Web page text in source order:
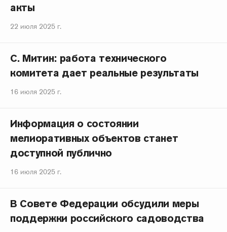
акты
22 июля 2025 г.
С. Митин: работа технического
комитета дает реальные результаты
16 июля 2025 г.
Информация о состоянии
мелиоративных объектов станет
доступной публично
16 июля 2025 г.
В Совете Федерации обсудили меры
поддержки российского садоводства